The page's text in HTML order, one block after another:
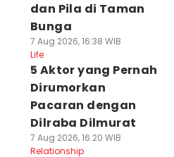
dan Pila di Taman
Bunga
7 Aug 2026, 16:38 WIB
Life
5 Aktor yang Pernah
Dirumorkan
Pacaran dengan
Dilraba Dilmurat
7 Aug 2026, 16:20 WIB
Relationship